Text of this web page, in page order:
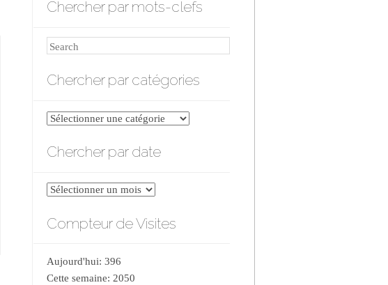
Chercher par mots-clefs
Search
Chercher par catégories
Chercher
catégories
Chercher par date
Chercher
date
Compteur de Visites
Aujourd'hui: 396
Cette semaine: 2050